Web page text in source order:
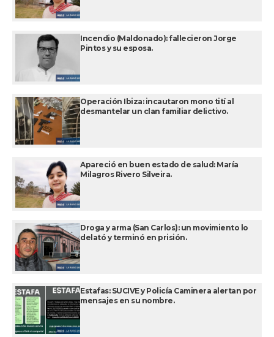
Incendio (Maldonado): fallecieron Jorge
Pintos y su esposa.
Operación Ibiza: incautaron mono tití al
desmantelar un clan familiar delictivo.
Apareció en buen estado de salud: María
Milagros Rivero Silveira.
Droga y arma (San Carlos): un movimiento lo
delató y terminó en prisión.
Estafas: SUCIVE y Policía Caminera alertan por
mensajes en su nombre.